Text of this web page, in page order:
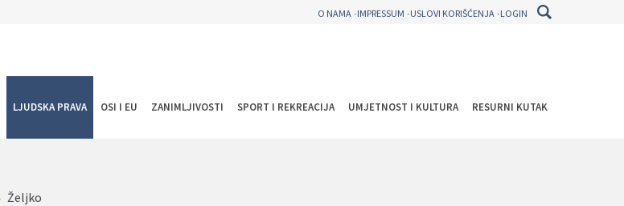
O NAMA IMPRESSUM USLOVI KORIŠĆENJA LOGIN
LJUDSKA PRAVA OSI I EU ZANIMLJIVOSTI SPORT I REKREACIJA UMJETNOST I KULTURA RESURNI KUTAK
Željko